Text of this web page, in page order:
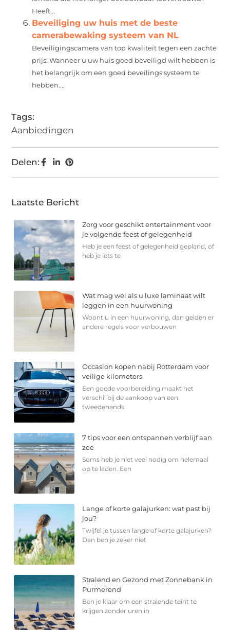
Heeft...
Beveiliging uw huis met de beste
camerabewaking systeem van NL
Beveiligingscamera van top kwaliteit tegen een zachte
prijs. Wanneer u uw huis goed beveiligd wilt hebben is
het belangrijk om een goed beveilings systeem te
hebben....
Tags:
Aanbiedingen
Delen:
Laatste Bericht
Zorg voor geschikt entertainment voor
je volgende feest of gelegenheid
Heb je een feest of gelegenheid gepland, of
heb je iets te
Wat mag wel als u luxe laminaat wilt
leggen in een huurwoning
Woont u in een huurwoning, dan gelden er
andere regels voor verbouwen
Occasion kopen nabij Rotterdam voor
veilige kilometers
Een goede voorbereiding maakt het
verschil bij de aankoop van een
tweedehands
7 tips voor een ontspannen verblijf aan
zee
Soms heb je niet veel nodig om helemaal
op te laden. Een
Lange of korte galajurken: wat past bij
jou?
Twijfel je tussen lange of korte galajurken?
Dan ben je zeker niet
Stralend en Gezond met Zonnebank in
Purmerend
Ben je klaar om een stralende teint te
krijgen zonder uren in